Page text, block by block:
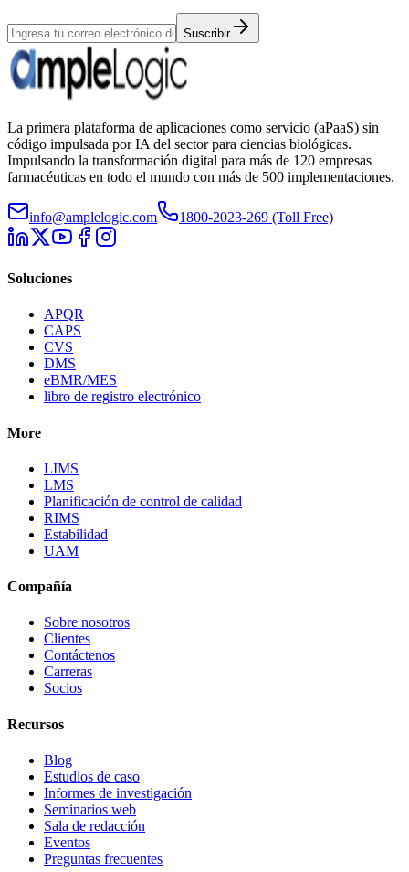
Suscribir
La primera plataforma de aplicaciones como servicio (aPaaS) sin
código impulsada por IA del sector para ciencias biológicas.
Impulsando la transformación digital para más de 120 empresas
farmacéuticas en todo el mundo con más de 500 implementaciones.
info@amplelogic.com 1800-2023-269 (Toll Free)
Soluciones
APQR
CAPS
CVS
DMS
eBMR/MES
libro de registro electrónico
More
LIMS
LMS
Planificación de control de calidad
RIMS
Estabilidad
UAM
Compañía
Sobre nosotros
Clientes
Contáctenos
Carreras
Socios
Recursos
Blog
Estudios de caso
Informes de investigación
Seminarios web
Sala de redacción
Eventos
Preguntas frecuentes